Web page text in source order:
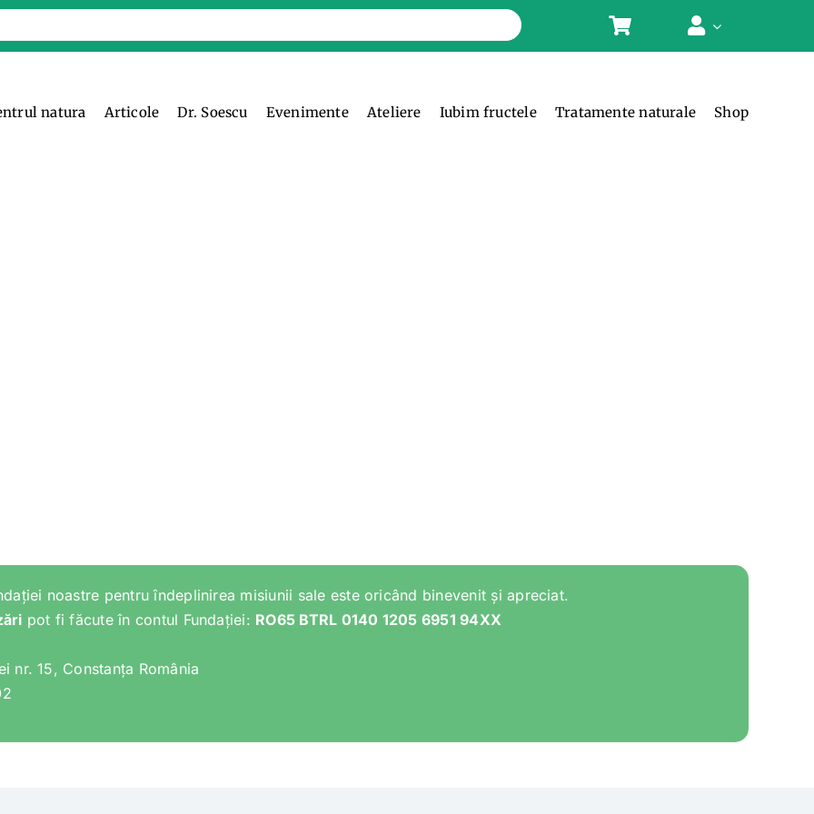
natura Articole Dr. Soescu Evenimente Ateliere Iubim fructele Tratamente naturale Shop
noastre pentru îndeplinirea misiunii sale este oricând binevenit și apreciat.
pot fi făcute în contul Fundației: RO65 BTRL 0140 1205 6951 94XX
nr. 15, Constanța România